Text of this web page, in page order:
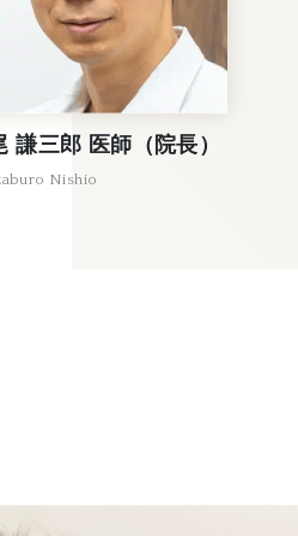
謙三郎 医師（院長）
Nishio